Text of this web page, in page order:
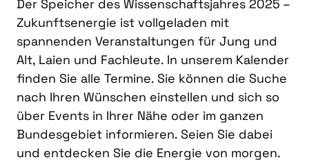
Der Speicher des Wissenschaftsjahres 2025 –
Zukunftsenergie ist vollgeladen mit
spannenden Veranstaltungen für Jung und
Alt, Laien und Fachleute. In unserem Kalender
finden Sie alle Termine. Sie können die Suche
nach Ihren Wünschen einstellen und sich so
über Events in Ihrer Nähe oder im ganzen
Bundesgebiet informieren. Seien Sie dabei
und entdecken Sie die Energie von morgen.